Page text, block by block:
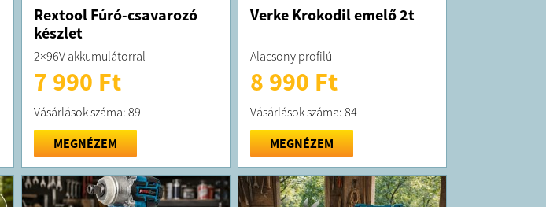
Rextool Fúró-csavarozó
készlet
2×96V akkumulátorral
7 990 Ft
Vásárlások száma: 89
MEGNÉZEM
Verke Krokodil emelő 2t
Alacsony profilú
8 990 Ft
Vásárlások száma: 84
MEGNÉZEM